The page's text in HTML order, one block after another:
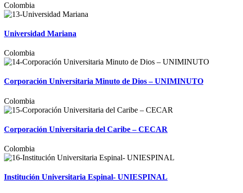
Colombia
Universidad Mariana
Colombia
Corporación Universitaria Minuto de Dios – UNIMINUTO
Colombia
Corporación Universitaria del Caribe – CECAR
Colombia
Institución Universitaria Espinal- UNIESPINAL